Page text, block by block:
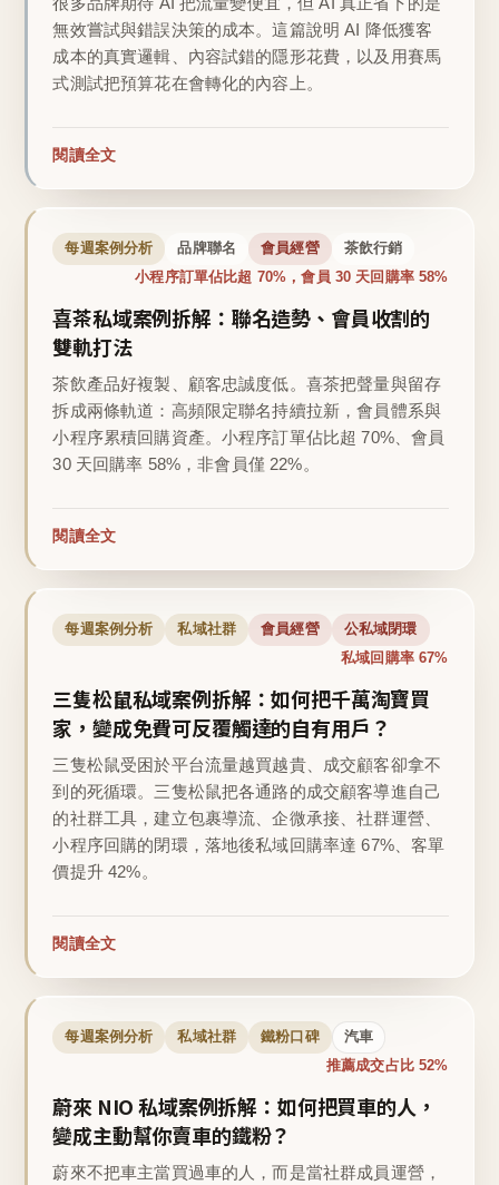
無效嘗試與錯誤決策的成本。這篇說明 AI 降低獲客
成本的真實邏輯、內容試錯的隱形花費，以及用賽馬
式測試把預算花在會轉化的內容上。
閱讀全文
每週案例分析 品牌聯名 會員經營 茶飲行銷
小程序訂單佔比超 70%，會員 30 天回購率 58%
喜茶私域案例拆解：聯名造勢、會員收割的
雙軌打法
茶飲產品好複製、顧客忠誠度低。喜茶把聲量與留存
拆成兩條軌道：高頻限定聯名持續拉新，會員體系與
小程序累積回購資產。小程序訂單佔比超 70%、會員
30 天回購率 58%，非會員僅 22%。
閱讀全文
每週案例分析 私域社群 會員經營 公私域閉環
私域回購率 67%
三隻松鼠私域案例拆解：如何把千萬淘寶買
家，變成免費可反覆觸達的自有用戶？
三隻松鼠受困於平台流量越買越貴、成交顧客卻拿不
到的死循環。三隻松鼠把各通路的成交顧客導進自己
的社群工具，建立包裹導流、企微承接、社群運營、
小程序回購的閉環，落地後私域回購率達 67%、客單
價提升 42%。
閱讀全文
每週案例分析 私域社群 鐵粉口碑 汽車
推薦成交占比 52%
蔚來 NIO 私域案例拆解：如何把買車的人，
變成主動幫你賣車的鐵粉？
蔚來不把車主當買過車的人，而是當社群成員運營，